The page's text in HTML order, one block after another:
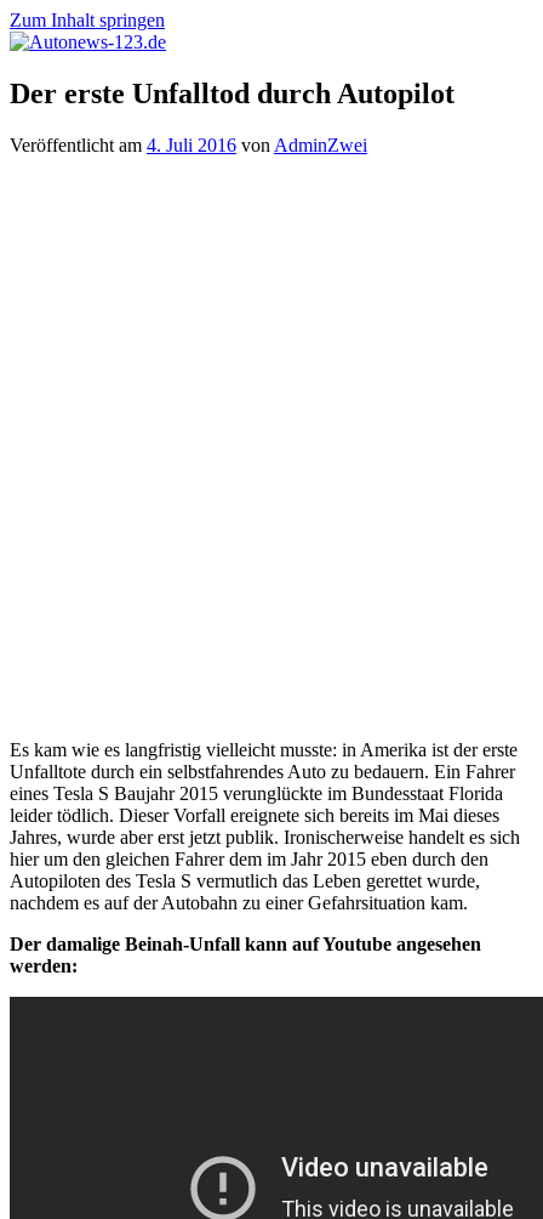
Zum Inhalt springen
Autonews-
123.de
Autonews
mit
Der erste Unfalltod durch Autopilot
Veröffentlicht am 4. Juli 2016 von AdminZwei
Es kam wie es langfristig vielleicht musste: in Amerika ist der erste
Unfalltote durch ein selbstfahrendes Auto zu bedauern. Ein Fahrer
eines Tesla S Baujahr 2015 verunglückte im Bundesstaat Florida
leider tödlich. Dieser Vorfall ereignete sich bereits im Mai dieses
Jahres, wurde aber erst jetzt publik. Ironischerweise handelt es sich
hier um den gleichen Fahrer dem im Jahr 2015 eben durch den
Autopiloten des Tesla S vermutlich das Leben gerettet wurde,
nachdem es auf der Autobahn zu einer Gefahrsituation kam.
Der damalige Beinah-Unfall kann auf Youtube angesehen
werden: